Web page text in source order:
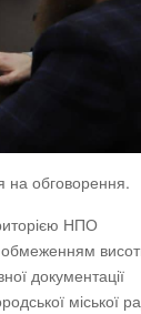
на обговорення.
НПО
документації
міської